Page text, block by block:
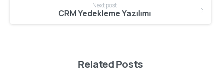
Next post
CRM Yedekleme Yazılımı
Related Posts